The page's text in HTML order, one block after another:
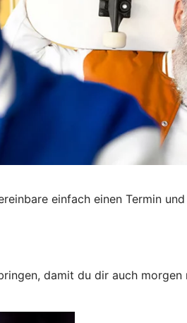
einfach einen Termin
damit du dir auch